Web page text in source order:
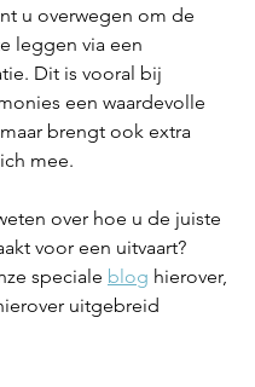
u overwegen om de
leggen via een
Dit is vooral bij
een waardevolle
brengt ook extra
mee.
over hoe u de juiste
voor een uitvaart?
speciale blog hierover,
uitgebreid